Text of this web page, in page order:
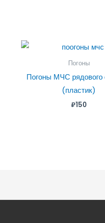
Погоны
Погоны МЧС рядового
(пластик)
₽150